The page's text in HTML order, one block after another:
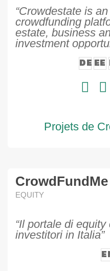
“Crowdestate is
crowdfunding
estate, business
investment
DE EE
Projets de
CrowdFundMe
EQUITY
“Il portale di
investitori in Italia”